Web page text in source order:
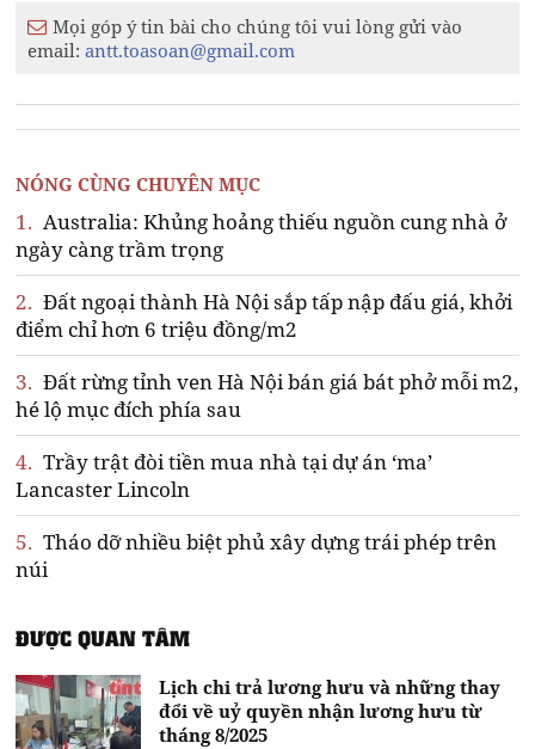
Mọi góp ý tin bài cho chúng tôi vui lòng gửi vào
email:antt.toasoan@gmail.com
NÓNG CÙNG CHUYÊN MỤC
1. Australia: Khủng hoảng thiếu nguồn cung nhà ở
ngày càng trầm trọng
2. Đất ngoại thành Hà Nội sắp tấp nập đấu giá, khởi
điểm chỉ hơn 6 triệu đồng/m2
3. Đất rừng tỉnh ven Hà Nội bán giá bát phở mỗi m2,
hé lộ mục đích phía sau
4. Trầy trật đòi tiền mua nhà tại dự án ‘ma’
Lancaster Lincoln
5. Tháo dỡ nhiều biệt phủ xây dựng trái phép trên
núi
ĐƯỢC QUAN TÂM
Lịch chi trả lương hưu và những thay
đổi về uỷ quyền nhận lương hưu từ
tháng 8/2025